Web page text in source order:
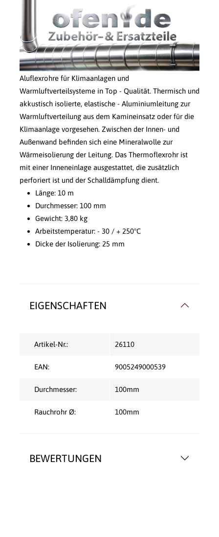
Aluflexrohre für Klimaanlagen und
Warmluftverteilsysteme in Top - Qualität. Thermisch und
akkustisch isolierte, elastische - Aluminiumleitung zur
Warmluftverteilung aus dem Kamineinsatz oder für die
Klimaanlage vorgesehen. Zwischen der Innen- und
Außenwand befinden sich eine Mineralwolle zur
Wärmeisolierung der Leitung. Das Thermoflexrohr ist
mit einer Inneneinlage ausgestattet, die zusätzlich
perforiert ist und der Schalldämpfung dient.
Länge: 10 m
Durchmesser: 100 mm
Gewicht: 3,80 kg
Arbeitstemperatur: - 30 / + 250°C
Dicke der Isolierung: 25 mm
BEWERTUNGEN
EIGENSCHAFTEN
Artikel-Nr.: 26110
EAN: 9005249000539
Durchmesser: 100mm
Rauchrohr Ø: 100mm